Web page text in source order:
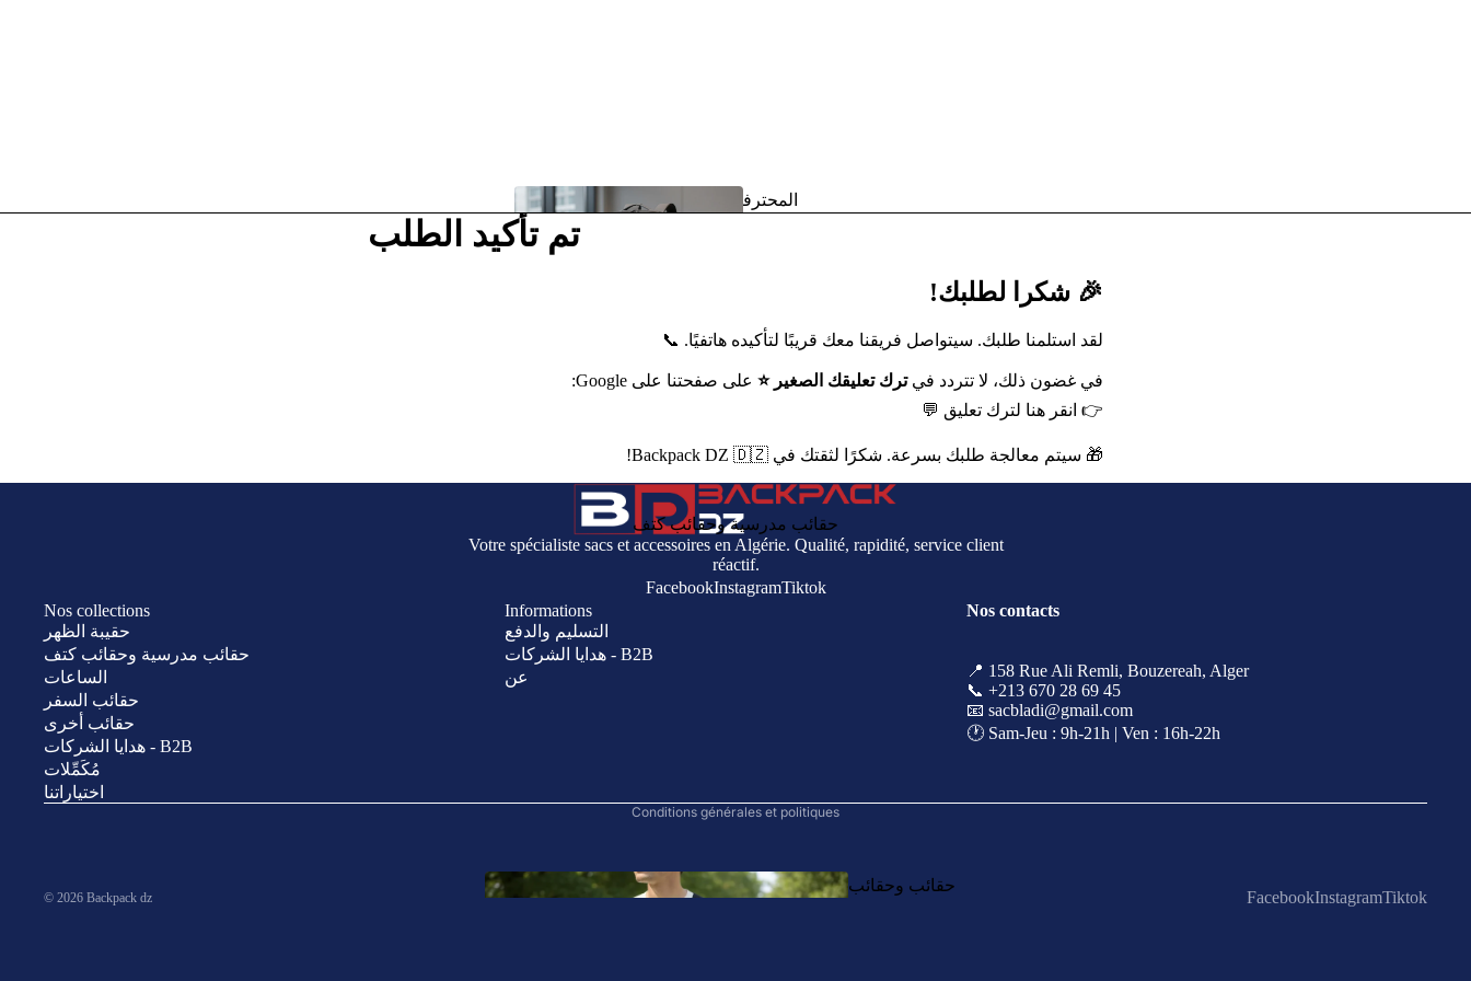
المحترف
ة
المشي لمسافات
طويلة والتخييم
طلا
حقائب مدرسية وحقائب كتف
حقائب وحقائب
تم تأكيد الطلب
🎉 شكرا لطلبك!
لقد استلمنا طلبك. سيتواصل فريقنا معك قريبًا لتأكيده هاتفيًا. 📞
في غضون ذلك، لا تتردد فيترك تعليقك الصغير ⭐ على صفحتنا على Google:
👉 انقر هنا لترك تعليق 💬
🎁 سيتم معالجة طلبك بسرعة. شكرًا لثقتك في Backpack DZ 🇩🇿!
Votre spécialiste sacs et accessoires en Algérie. Qualité, rapidité, service client
réactif.
FacebookInstagramTiktok
Nos collections
حقيبة الظهر
حقائب مدرسية وحقائب كتف
الساعات
حقائب السفر
حقائب أخرى
هدايا الشركات - B2B
مُكَمِّلات
اختياراتنا
Informations
التسليم والدفع
هدايا الشركات - B2B
عن
Nos contacts
📍 158 Rue Ali Remli, Bouzereah, Alger
📞 +213 670 28 69 45
📧 sacbladi@gmail.com
🕐 Sam-Jeu : 9h-21h | Ven : 16h-22h
© 2026 Backpack dz
Conditions générales et politiques
Politique de remboursement
FacebookInstagramTiktok